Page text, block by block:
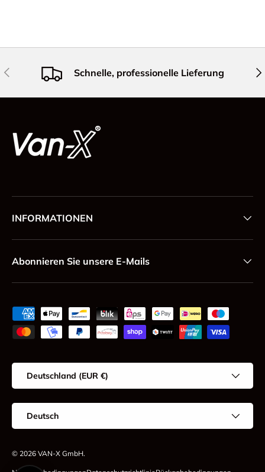
Vorherige Schnelle, professionelle Lieferung
INFORMATIONEN
Abonnieren Sie unsere E-Mails
Zahlungsmethoden
Land/Region
Deutschland (EUR €)
Sprache
Deutsch
© 2026 VAN-X GmbH.